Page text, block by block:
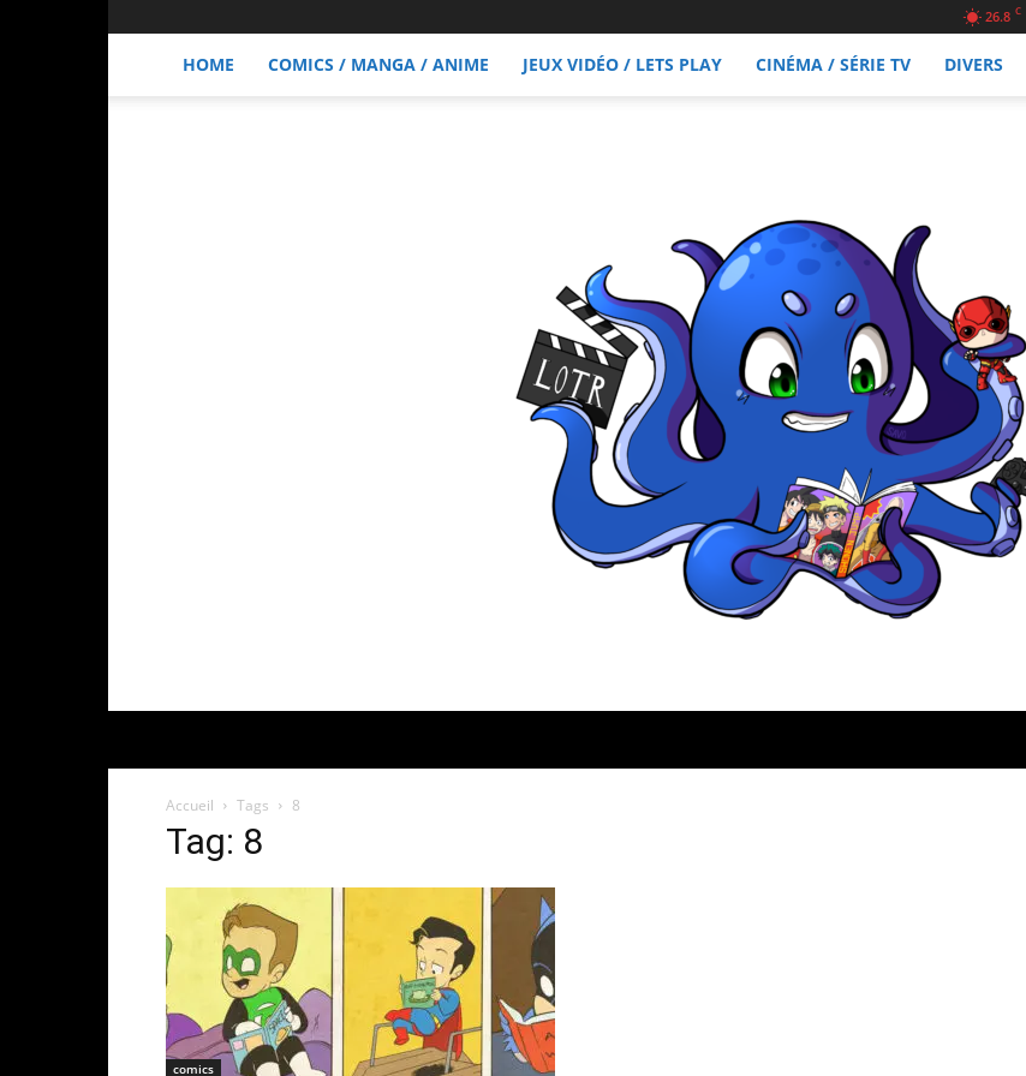
26.8 C
HOME COMICS / MANGA / ANIME JEUX VIDÉO / LETS PLAY CINÉMA / SÉRIE TV DIVERS
Accueil Tags 8
Tag: 8
comics